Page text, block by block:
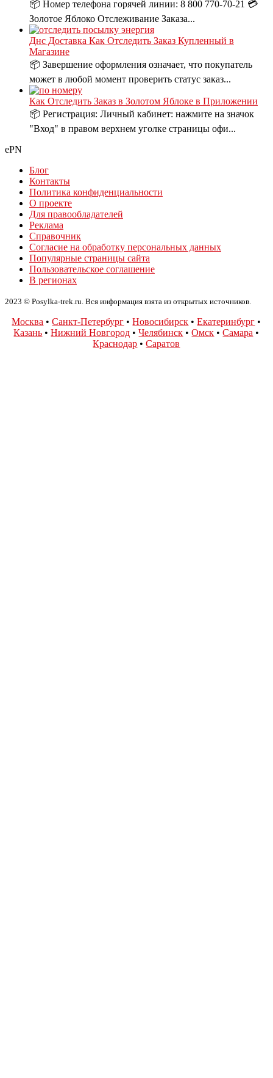
📦 Номер телефона горячей линии: 8 800 770-70-21 💳
Золотое Яблоко Отслеживание Заказа...
Днс Доставка Как Отследить Заказ Купленный в
Магазине
📦 Завершение оформления означает, что покупатель
может в любой момент проверить статус заказ...
Как Отследить Заказ в Золотом Яблоке в Приложении
📦 Регистрация: Личный кабинет: нажмите на значок
"Вход" в правом верхнем уголке страницы офи...
ePN
Блог
Контакты
Политика конфиденциальности
О проекте
Для правообладателей
Реклама
Справочник
Согласие на обработку персональных данных
Популярные страницы сайта
Пользовательское соглашение
В регионах
2023 © Posylka-trek.ru. Вся информация взята из открытых источников.
Москва •Санкт-Петербург •Новосибирск •Екатеринбург •
Казань •Нижний Новгород •Челябинск •Омск •Самара •
Краснодар •Саратов